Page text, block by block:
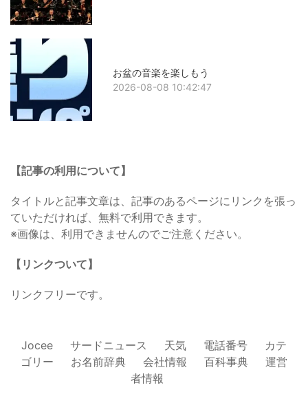
お盆の音楽を楽しもう
2026-08-08 10:42:47
【記事の利用について】
タイトルと記事文章は、記事のあるページにリンクを張っ
ていただければ、無料で利用できます。
※画像は、利用できませんのでご注意ください。
【リンクついて】
リンクフリーです。
Jocee サードニュース 天気 電話番号
カテ
ゴリー
お名前辞典 会社情報 百科事典
運営
者情報